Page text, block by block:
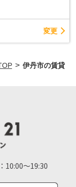
変更
> 伊丹市の賃貸
10:00～19:30